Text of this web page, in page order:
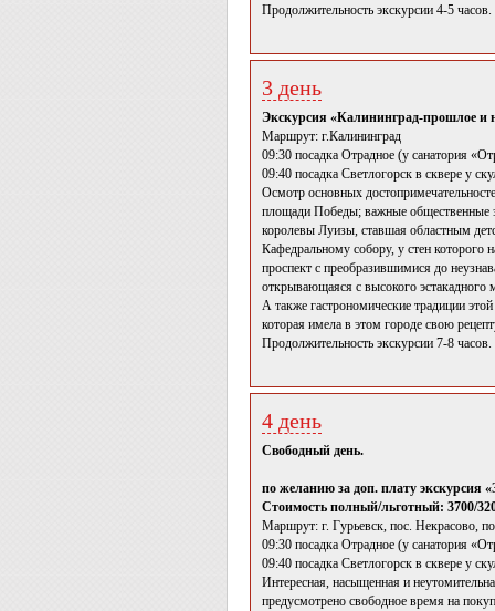
Продолжительность экскурсии 4-5 часов.
3 день
Экскурсия «Калининград-прошлое и
Маршрут: г.Калининград
09:30 посадка Отрадное (у санатория
09:40 посадка Светлогорск в сквере у
Осмотр основных
площади Победы; важные общественные
королевы Луизы, ставшая областным
Кафедральному собору, у стен которого
проспект с преобразившимися до
открывающаяся с высокого эстакадного
А также гастрономические традиции
которая имела в этом городе свою
Продолжительность экскурсии 7-8 часов.
4 день
Свободный день.
по желанию за доп. плату экскурсия
Стоимость полный/льготный: 3700/
Маршрут: г. Гурьевск, пос. Некрасово,
09:30 посадка Отрадное (у санатория
09:40 посадка Светлогорск в сквере у
Интересная, насыщенная и
предусмотрено свободное время на